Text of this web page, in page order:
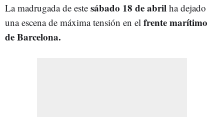
La madrugada de este sábado 18 de abril ha dejado
una escena de máxima tensión en el frente marítimo
de Barcelona.